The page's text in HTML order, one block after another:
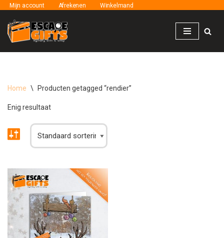
Ga
naar
de
Mijn account Afrekenen Winkelmand
Home \ Producten getagged “rendier”
Enig resultaat